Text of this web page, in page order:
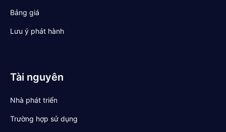
Bảng giá
Lưu ý phát hành
Tài nguyên
Nhà phát triển
Trường hợp sử dụng